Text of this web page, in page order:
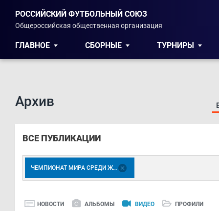
РОССИЙСКИЙ ФУТБОЛЬНЫЙ СОЮЗ
Общероссийская общественная организация
ГЛАВНОЕ СБОРНЫЕ ТУРНИРЫ
Архив
ВСЕ ПУБЛИКАЦИИ
ЧЕМПИОНАТ МИРА СРЕДИ ЖЕНЩИН 2023
НОВОСТИ АЛЬБОМЫ ВИДЕО ПРОФИЛИ